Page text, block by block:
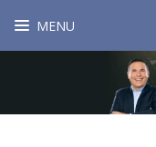
MENU